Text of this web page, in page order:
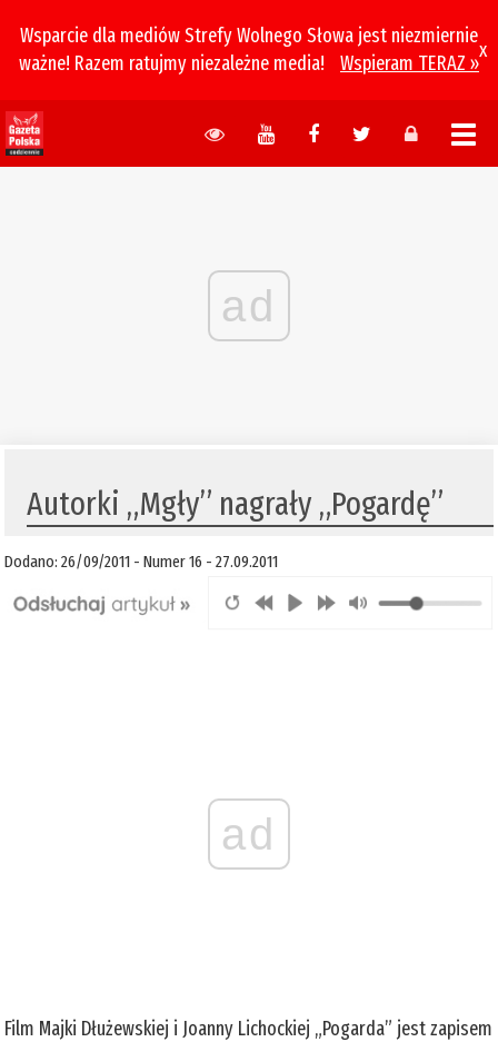
Wsparcie dla mediów Strefy Wolnego Słowa jest niezmiernie
ważne! Razem ratujmy niezależne media!
Wspieram TERAZ »
x
ad
Autorki „Mgły” nagrały „Pogardę”
Dodano: 26/09/2011 - Numer 16 - 27.09.2011
ad
Film Majki Dłużewskiej i Joanny Lichockiej „Pogarda” jest zapisem